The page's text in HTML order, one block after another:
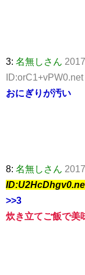
3: 名無しさん
ID:orC1+vPW0.net
おにぎりが汚い
8: 名無しさん
>>3
炊き立てご飯で美